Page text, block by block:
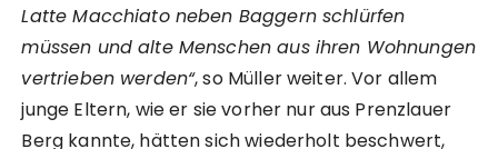
Latte Macchiato neben Baggern schlürfen
müssen und alte Menschen aus ihren Wohnungen
vertrieben werden“, so Müller weiter. Vor allem
junge Eltern, wie er sie vorher nur aus Prenzlauer
Berg kannte, hätten sich wiederholt beschwert,